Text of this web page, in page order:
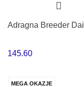
Adragna Breeder
145.60
MEGA OKAZJE